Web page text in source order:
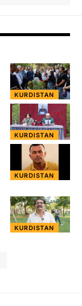
KURDISTAN
KURDISTAN
KURDISTAN
KURDISTAN